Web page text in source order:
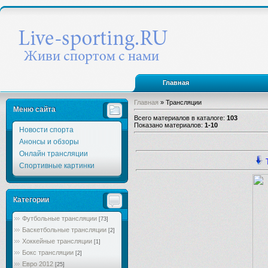
Главная
Меню сайта
Новости спорта
Анонсы и обзоры
Онлайн трансляции
Спортивные картинки
Категории
Футбольные трансляции [73]
Баскетбольные трансляции [2]
Хоккейные трансляции [1]
Бокс трансляции [2]
Евро 2012 [25]
Главная » Трансляции
Всего материалов в каталоге: 103
Показано материалов: 1-10